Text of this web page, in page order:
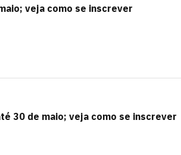
veja como se inscrever
30 de maio; veja como se inscrever